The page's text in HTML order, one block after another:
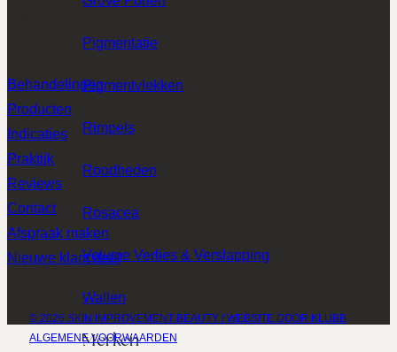
Pigmentatie
Pigmentvlekken
Rimpels
Roodheden
Rosacea
Volume Verlies & Verslapping
Wallen
Merken
Behandelingen
Producten
Indicaties
Praktijk
Reviews
Contact
Afspraak maken
Nieuwe klant deal
ALGEMENE VOORWAARDEN
© 2026 SKIN IMPROVEMENT BEAUTY / WEBSITE DOOR KLUBB